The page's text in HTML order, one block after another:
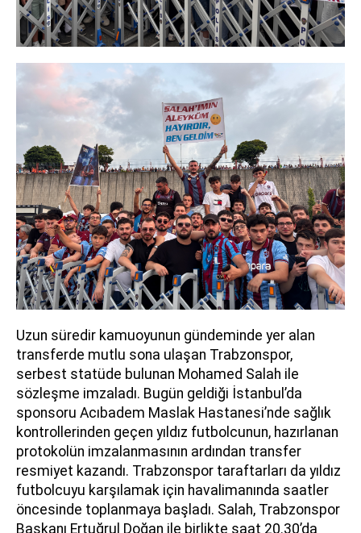
Uzun süredir kamuoyunun gündeminde yer alan
transferde mutlu sona ulaşan Trabzonspor,
serbest statüde bulunan Mohamed Salah ile
sözleşme imzaladı. Bugün geldiği İstanbul’da
sponsoru Acıbadem Maslak Hastanesi’nde sağlık
kontrollerinden geçen yıldız futbolcunun, hazırlanan
protokolün imzalanmasının ardından transfer
resmiyet kazandı. Trabzonspor taraftarları da yıldız
futbolcuyu karşılamak için havalimanında saatler
öncesinde toplanmaya başladı. Salah, Trabzonspor
Başkanı Ertuğrul Doğan ile birlikte saat 20.30’da